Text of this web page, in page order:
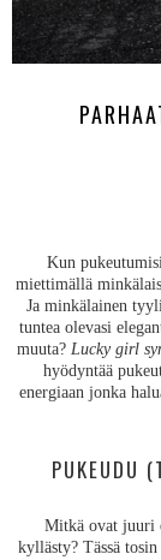
Kun
miettimällä
Ja minkälainen
tuntea olevasi
muuta? Lucky girl
hyödyntää
energiaan jonka
PUKEUDU
Mitkä ovat juuri
kyllästy? Tässä